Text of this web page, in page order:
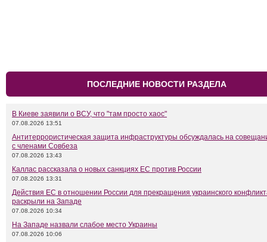
ПОСЛЕДНИЕ НОВОСТИ РАЗДЕЛА
В Киеве заявили о ВСУ, что "там просто хаос"
07.08.2026 13:51
Антитеррористическая защита инфраструктуры обсуждалась на
с членами Совбеза
07.08.2026 13:43
Каллас рассказала о новых санкциях ЕС против России
07.08.2026 13:31
Действия ЕС в отношении России для прекращения украинского
раскрыли на Западе
07.08.2026 10:34
На Западе назвали слабое место Украины
07.08.2026 10:06